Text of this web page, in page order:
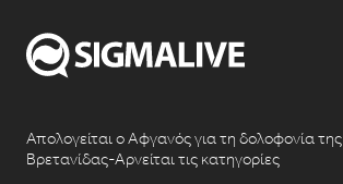
Απολογείται ο Αφγανός για τη δολοφονία της
Βρετανίδας-Αρνείται τις κατηγορίες